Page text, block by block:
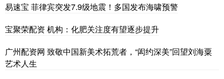
易速宝 菲律宾突发7.9级地震！多国发布海啸预警
宝聚荣配资 机构：化肥关注度有望逐步提升
广州配资网 致敬中国新美术拓荒者，“闳约深美”回望刘海粟
艺术人生